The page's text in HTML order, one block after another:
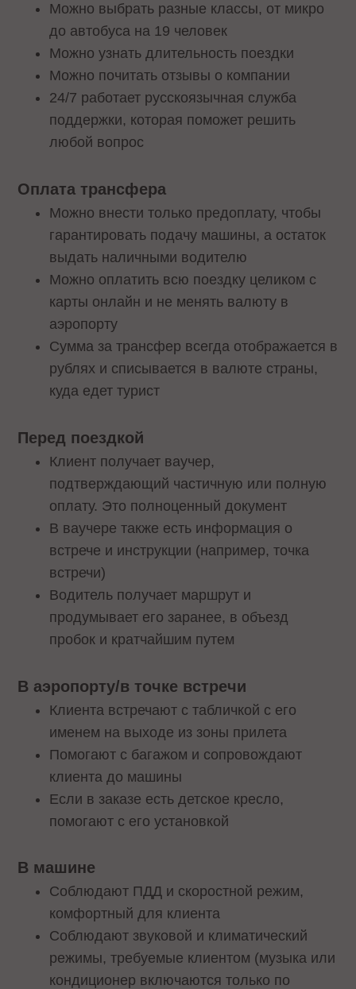
Можно выбрать разные классы, от микро
до автобуса на 19 человек
Можно узнать длительность поездки
Можно почитать отзывы о компании
24/7 работает русскоязычная служба
поддержки, которая поможет решить
любой вопрос
Оплата трансфера
Можно внести только предоплату, чтобы
гарантировать подачу машины, а остаток
выдать наличными водителю
Можно оплатить всю поездку целиком с
карты онлайн и не менять валюту в
аэропорту
Сумма за трансфер всегда отображается в
рублях и списывается в валюте страны,
куда едет турист
Перед поездкой
Клиент получает ваучер,
подтверждающий частичную или полную
оплату. Это полноценный документ
В ваучере также есть информация о
встрече и инструкции (например, точка
встречи)
Водитель получает маршрут и
продумывает его заранее, в объезд
пробок и кратчайшим путем
В аэропорту/в точке встречи
Клиента встречают с табличкой с его
именем на выходе из зоны прилета
Помогают с багажом и сопровождают
клиента до машины
Если в заказе есть детское кресло,
помогают с его установкой
В машине
Соблюдают ПДД и скоростной режим,
комфортный для клиента
Соблюдают звуковой и климатический
режимы, требуемые клиентом (музыка или
кондиционер включаются только по